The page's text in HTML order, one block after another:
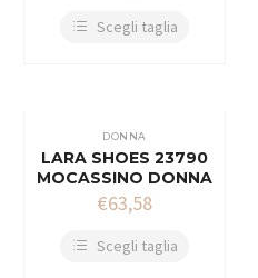
Scegli taglia
DONNA
LARA SHOES 23790
MOCASSINO DONNA
€63,58
Scegli taglia